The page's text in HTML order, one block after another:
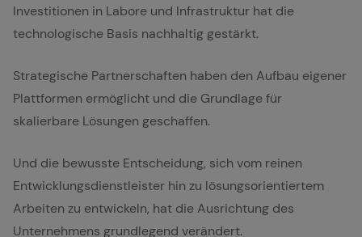
Investitionen in Labore und Infrastruktur hat die
technologische Basis nachhaltig gestärkt.
Strategische Partnerschaften haben den Aufbau eigener
Plattformen ermöglicht und die Grundlage für
skalierbare Lösungen geschaffen.
Und die bewusste Entscheidung, sich vom reinen
Entwicklungsdienstleister hin zu lösungsorientiertem
Arbeiten zu entwickeln, hat die Ausrichtung des
Unternehmens grundlegend verändert.